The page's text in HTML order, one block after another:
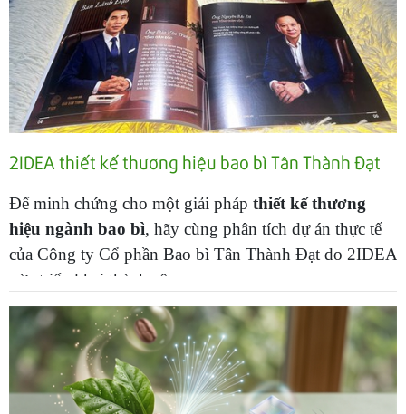
2IDEA thiết kế thương hiệu bao bì Tân Thành Đạt
Để minh chứng cho một giải pháp thiết kế thương
hiệu ngành bao bì, hãy cùng phân tích dự án thực tế
của Công ty Cổ phần Bao bì Tân Thành Đạt do 2IDEA
vừa triển khai thành công.